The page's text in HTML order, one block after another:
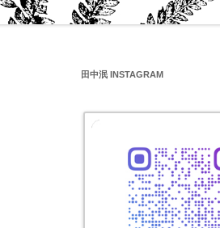
プについて
田中泯 INSTAGRAM